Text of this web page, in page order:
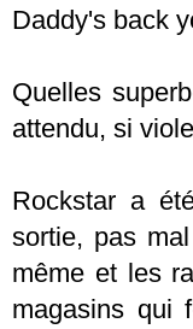
Daddy's back
Quelles
attendu, si
Rockstar a
sortie, pas
même et les
magasins qui